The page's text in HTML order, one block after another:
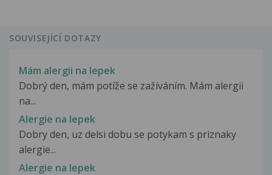
SOUVISEJÍCÍ DOTAZY
Mám alergii na lepek
Dobrý den, mám potíže se zažíváním. Mám alergii
na...
Alergie na lepek
Dobry den, uz delsi dobu se potykam s priznaky
alergie...
Alergie na lepek